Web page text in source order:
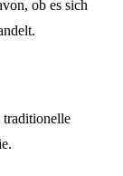
ob es sich
traditionelle